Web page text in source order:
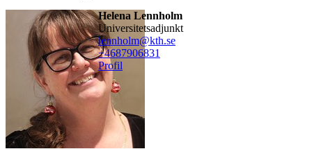
Helena Lennholm
universitetsadjunkt
lennholm@kth.se
+4687906831
Profil